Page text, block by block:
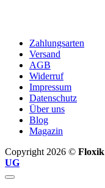
Zahlungsarten
Versand
AGB
Widerruf
Impressum
Datenschutz
Über uns
Blog
Magazin
Copyright 2026 © Floxik
UG